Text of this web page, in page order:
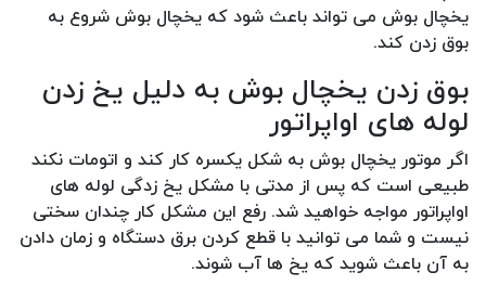
یخچال بوش می تواند باعث شود که یخچال بوش شروع به
بوق زدن کند.
بوق زدن یخچال بوش به دلیل یخ زدن
لوله های اواپراتور
اگر موتور یخچال بوش به شکل یکسره کار کند و اتومات نکند
طبیعی است که پس از مدتی با مشکل یخ زدگی لوله های
اواپراتور مواجه خواهید شد. رفع این مشکل کار چندان سختی
نیست و شما می توانید با قطع کردن برق دستگاه و زمان دادن
به آن باعث شوید که یخ ها آب شوند.